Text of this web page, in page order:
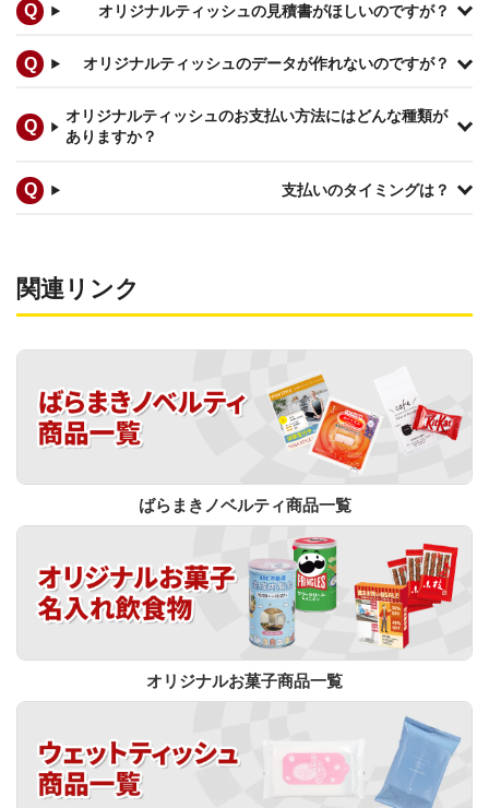
オリジナルティッシュの見積書がほしいのですが？
オリジナルティッシュのデータが作れないのですが？
オリジナルティッシュのお支払い方法にはどんな種類が
ありますか？
支払いのタイミングは？
関連リンク
ばらまきノベルティ商品一覧
オリジナルお菓子商品一覧